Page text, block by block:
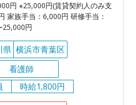
円 ※25,000円(賃貸契約人のみ支
家族手当：6,000円 研修手当：
25,000円
県 横浜市青葉区
看護師
時給1,800円